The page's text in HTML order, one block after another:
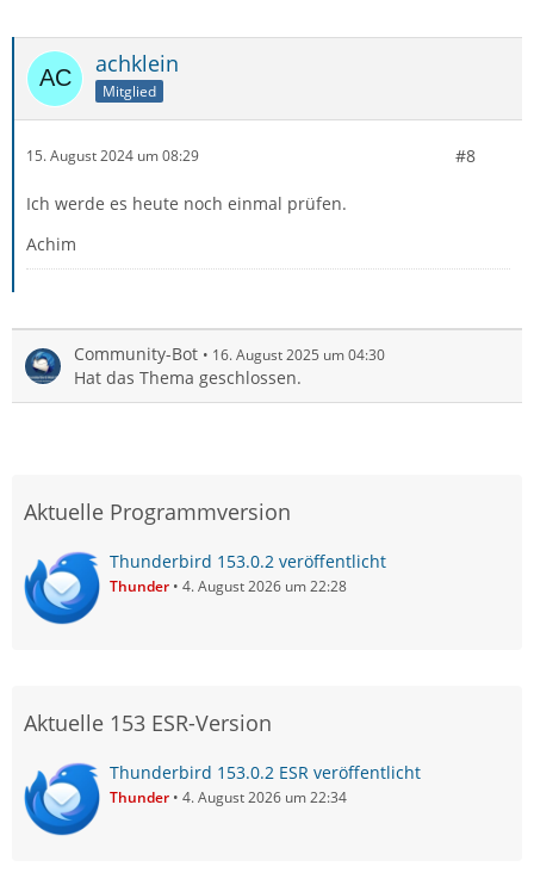
achklein
Mitglied
15. August 2024 um 08:29 #8
Ich werde es heute noch einmal prüfen.
Achim
Community-Bot 16. August 2025 um 04:30
Hat das Thema geschlossen.
Aktuelle Programmversion
Thunderbird 153.0.2 veröffentlicht
Thunder 4. August 2026 um 22:28
Aktuelle 153 ESR-Version
Thunderbird 153.0.2 ESR veröffentlicht
Thunder 4. August 2026 um 22:34